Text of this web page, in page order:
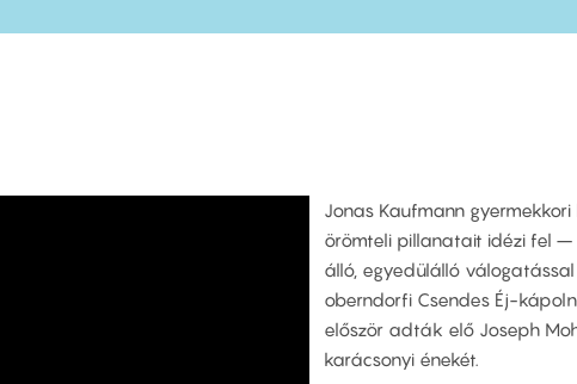
Jonas Kaufmann
örömteli pillanatait idézi fel
álló, egyedülálló
oberndorfi Csendes Éj-
először adták elő Joseph
karácsonyi énekét.